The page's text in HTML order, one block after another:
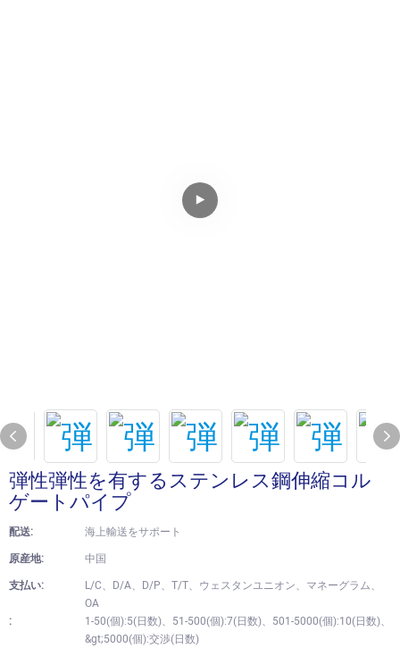
弾性弾性を有するステンレス鋼伸縮コル
ゲートパイプ
配送:
海上輸送をサポート
原産地:
中国
支払い:
L/C、D/A、D/P、T/T、ウェスタンユニオン、マネーグラム、
OA
:
1-50(個):5(日数)、51-500(個):7(日数)、501-5000(個):10(日数)、
&gt;5000(個):交渉(日数)